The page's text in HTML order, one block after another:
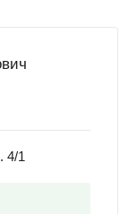
4/1